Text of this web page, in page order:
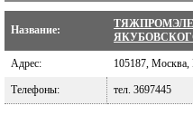
Название:
Адрес: 105187, Москва,
Телефоны: тел. 3697445